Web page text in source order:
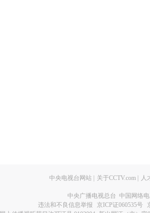
中央电视台网站 关于CCTV.com 人
中央广播电视总台 中国网络
违法和不良信息举报
京ICP证060535号